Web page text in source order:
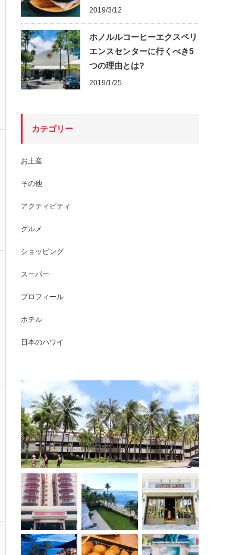
2019/3/12
ホノルルコーヒーエクスペリ
エンスセンターに行くべき5
つの理由とは?
2019/1/25
カテゴリー
お土産
その他
アクティビティ
グルメ
ショッピング
スーパー
プロフィール
ホテル
日本のハワイ